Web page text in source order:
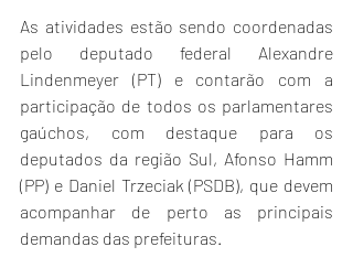
As atividades estão sendo coordenadas
pelo deputado federal Alexandre
Lindenmeyer (PT) e contarão com a
participação de todos os parlamentares
gaúchos, com destaque para os
deputados da região Sul, Afonso Hamm
(PP) e Daniel Trzeciak (PSDB), que devem
acompanhar de perto as principais
demandas das prefeituras.